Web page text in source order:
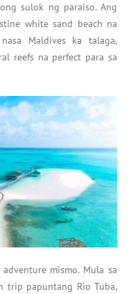
sulok ng paraiso. Ang
white sand beach na
Maldives ka talaga,
reefs na perfect para sa
mismo. Mula sa
trip papuntang Rio Tuba,